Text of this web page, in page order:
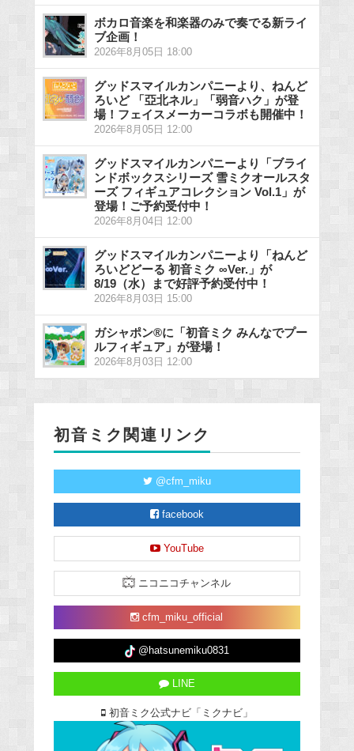
ボカロ音楽を和楽器のみで奏でる新ライ
ブ企画！
2026年8月05日 18:00
グッドスマイルカンパニーより、ねんど
ろいど 「亞北ネル」「弱音ハク」が登
場！フェイスメーカーコラボも開催中！
2026年8月05日 12:00
グッドスマイルカンパニーより「ブライ
ンドボックスシリーズ 雪ミクオールスタ
ーズ フィギュアコレクション Vol.1」が
登場！ご予約受付中！
2026年8月04日 12:00
グッドスマイルカンパニーより「ねんど
ろいどどーる 初音ミク ∞Ver.」が
8/19（水）まで好評予約受付中！
2026年8月03日 15:00
ガシャポン®に「初音ミク みんなでプー
ルフィギュア」が登場！
2026年8月03日 12:00
初音ミク関連リンク
@cfm_miku
facebook
YouTube
ニコニコチャンネル
cfm_miku_official
@hatsunemiku0831
LINE
初音ミク公式ナビ「ミクナビ」